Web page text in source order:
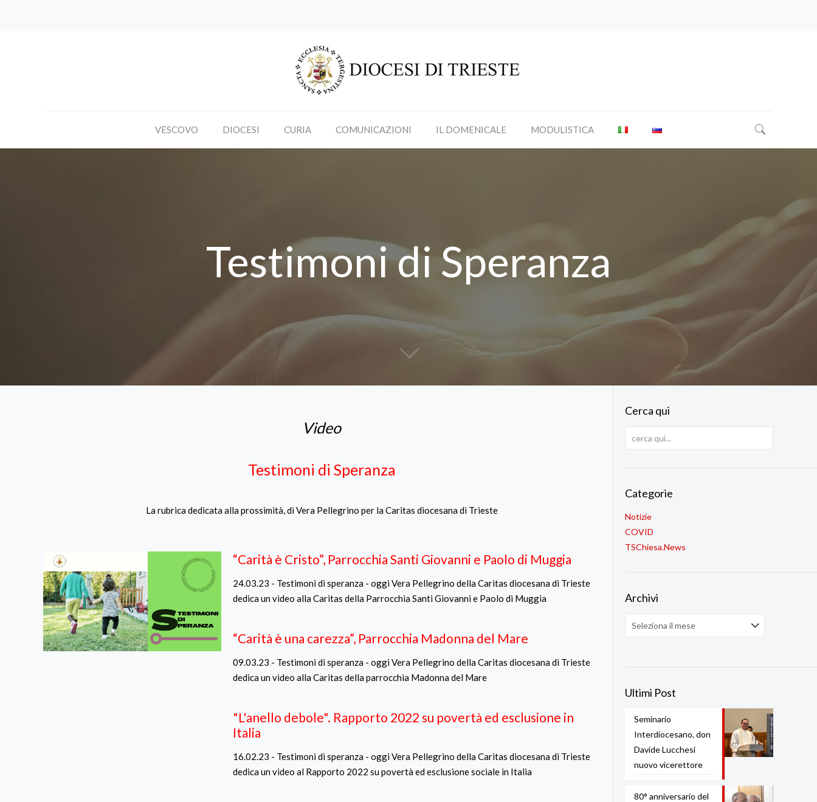
VESCOVO DIOCESI CURIA COMUNICAZIONI IL DOMENICALE MODULISTICA
Testimoni di Speranza
Video
Testimoni di Speranza
La rubrica dedicata alla prossimità, di Vera Pellegrino per la Caritas diocesana di Trieste
“Carità è Cristo”, Parrocchia Santi Giovanni e Paolo di Muggia
24.03.23 - Testimoni di speranza - oggi Vera Pellegrino della Caritas diocesana di Trieste
dedica un video alla Caritas della Parrocchia Santi Giovanni e Paolo di Muggia
“Carità è una carezza”, Parrocchia Madonna del Mare
09.03.23 - Testimoni di speranza - oggi Vera Pellegrino della Caritas diocesana di Trieste
dedica un video alla Caritas della parrocchia Madonna del Mare
"L'anello debole". Rapporto 2022 su povertà ed esclusione in
Italia
16.02.23 - Testimoni di speranza - oggi Vera Pellegrino della Caritas diocesana di Trieste
dedica un video al Rapporto 2022 su povertà ed esclusione sociale in Italia
Cerca qui
Categorie
Notizie
COVID
TSChiesa.News
Archivi
Archivi
Ultimi Post
Seminario
Interdiocesano, don
Davide Lucchesi
nuovo vicerettore
80° anniversario del